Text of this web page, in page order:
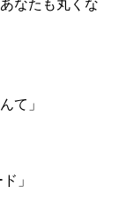
なたも丸くな
て」
」